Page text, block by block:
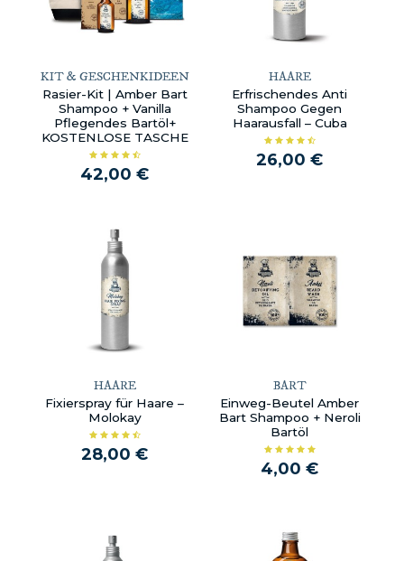
KIT & GESCHENKIDEEN
Rasier-Kit | Amber Bart
Shampoo + Vanilla
Pflegendes Bartöl+
KOSTENLOSE TASCHE
42,00 €
HAARE
Erfrischendes Anti
Shampoo Gegen
Haarausfall – Cuba
26,00 €
HAARE
Fixierspray für Haare –
Molokay
28,00 €
BART
Einweg-Beutel Amber
Bart Shampoo + Neroli
Bartöl
4,00 €